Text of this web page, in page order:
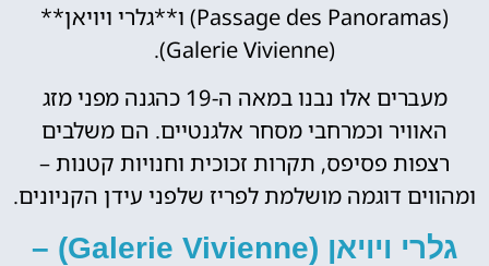
(Passage des Panoramas) ו**
גלרי ויויאן**
(Galerie Vivienne).
מעברים אלו נבנו במאה ה-19 כהגנה מפני מזג
האוויר וכמרחבי מסחר אלגנטיים. הם משלבים
רצפות פסיפס, תקרות זכוכית וחנויות קטנות –
ומהווים דוגמה מושלמת לפריז שלפני עידן הקניונים.
גלרי ויויאן (Galerie Vivienne) –